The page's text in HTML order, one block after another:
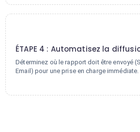
ÉTAPE 4 : Automatisez la
Déterminez où le rapport doit être envoyé
Email) pour une prise en charge immédiate.